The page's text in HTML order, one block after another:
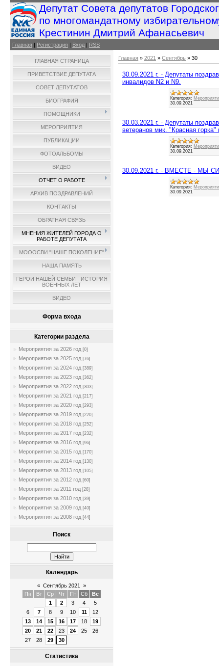
Депутат Совета депутатов
по многомандатному
Крестинин Дмитрий Афанасьевич
Главная | Регистрация | Вход | RSS
ГЛАВНАЯ СТРАНИЦА
ПРИВЕТСТВИЕ ДЕПУТАТА
СОВЕТ ДЕПУТАТОВ
БИОГРАФИЯ
ПОМОЩНИКИ
МЕРОПРИЯТИЯ
ПУБЛИКАЦИИ
ФОТОАЛЬБОМЫ
ВИДЕО
ОТЧЕТ О РАБОТЕ
АРХИВ ПОЗДРАВЛЕНИЙ
КОНТАКТЫ
ОБРАТНАЯ СВЯЗЬ
МНЕНИЯ ЖИТЕЛЕЙ ГОРОДА О
РАБОТЕ ДЕПУТАТА
МОООСВИ "НАШЕ ПОКОЛЕНИЕ"
НАША ПАМЯТЬ
ГЕРОИ НАШЕЙ СЕМЬИ - ИСТОРИЯ
ВОЕННЫХ ЛЕТ
ВИДЕО
Форма входа
Категории раздела
Мероприятия за 2026 год [0]
Мероприятия за 2025 год [76]
Мероприятия за 2024 год [389]
Мероприятия за 2023 год [362]
Мероприятия за 2022 год [303]
Мероприятия за 2021 год [217]
Мероприятия за 2020 год [293]
Мероприятия за 2019 год [220]
Мероприятия за 2018 год [252]
Мероприятия за 2017 год [232]
Мероприятия за 2016 год [96]
Мероприятия за 2015 год [170]
Мероприятия за 2014 год [130]
Мероприятия за 2013 год [105]
Мероприятия за 2012 год [60]
Мероприятия за 2011 год [28]
Мероприятия за 2010 год [39]
Мероприятия за 2009 год [40]
Мероприятия за 2008 год [44]
Поиск
Календарь
« Сентябрь 2021
»
Пн
Вт Ср Чт Пт Сб
Вс
1
2 3 4
5
6
7 8 9 10 11
12
13
14 15 16 17 18
19
20
21 22 23 24 25
26
27
28 29 30
Статистика
Главная » 2021 » Сентябрь » 30
30.09.2021 г. - Депутаты
инвалидов N2 и N9.
Категория:
30.09.2021
30.03.2021 г. - Депутаты
ветеранов мик. "Красная
Категория:
30.09.2021
30.09.2021 г. - ВМЕСТЕ - МЫ
Категория:
30.09.2021